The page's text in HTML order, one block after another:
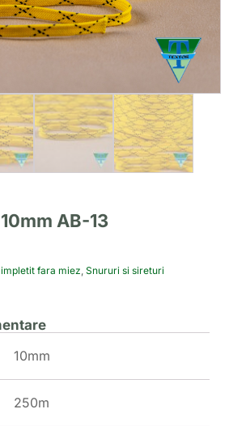
AB-13
fara miez, Snururi si sireturi
10mm
250m